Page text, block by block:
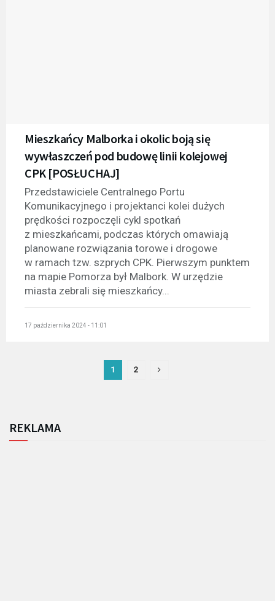
Mieszkańcy Malborka i okolic boją się
wywłaszczeń pod budowę linii kolejowej
CPK [POSŁUCHAJ]
Przedstawiciele Centralnego Portu
Komunikacyjnego i projektanci kolei dużych
prędkości rozpoczęli cykl spotkań
z mieszkańcami, podczas których omawiają
planowane rozwiązania torowe i drogowe
w ramach tzw. szprych CPK. Pierwszym punktem
na mapie Pomorza był Malbork. W urzędzie
miasta zebrali się mieszkańcy...
17 października 2024 - 11:01
1 2
REKLAMA